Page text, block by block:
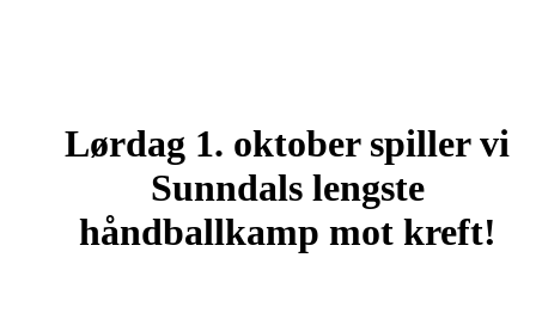
Lørdag 1. oktober spiller vi
Sunndals lengste
håndballkamp mot kreft!